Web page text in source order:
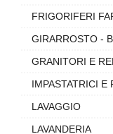
FRIGORIFERI
GIRARROSTO -
GRANITORI E
IMPASTATRICI E
LAVAGGIO
LAVANDERIA